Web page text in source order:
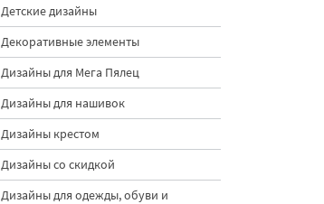
Детские дизайны
Декоративные элементы
Дизайны для Мега Пялец
Дизайны для нашивок
Дизайны крестом
Дизайны со скидкой
Дизайны для одежды, обуви и